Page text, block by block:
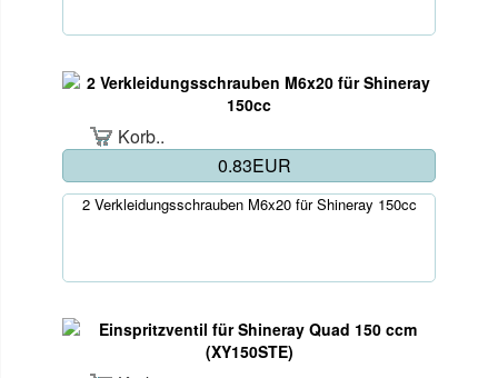
Korb..
0.83EUR
2 Verkleidungsschrauben M6x20 für Shineray 150cc